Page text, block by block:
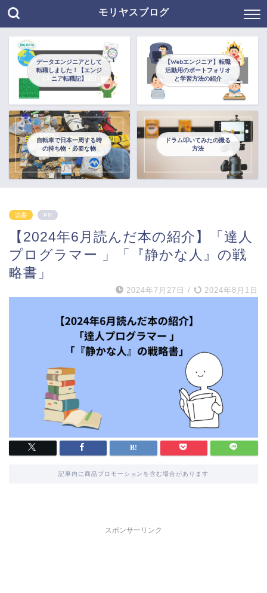
モリヤスブログ
データエンジニアとして
転職しました！【エンジ
ニア転職記】
【Webエンジニア】転職
活動用のポートフォリオ
と学習方法の紹介
自転車で日本一周する時
の持ち物・必要な物
ドラム叩いてみたの撮る
方法
読書 PR
【2024年6月読んだ本の紹介】「達人
プログラマー 」「『静かな人』の戦
略書」
2024年7月27日 / 2024年8月1日
記事内に商品プロモーションを含む場合があります
スポンサーリンク